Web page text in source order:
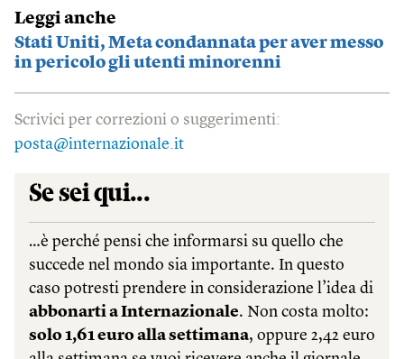
Leggi anche
Stati Uniti, Meta condannata per aver messo
in pericolo gli utenti minorenni
Scrivici per correzioni o suggerimenti:
posta@internazionale.it